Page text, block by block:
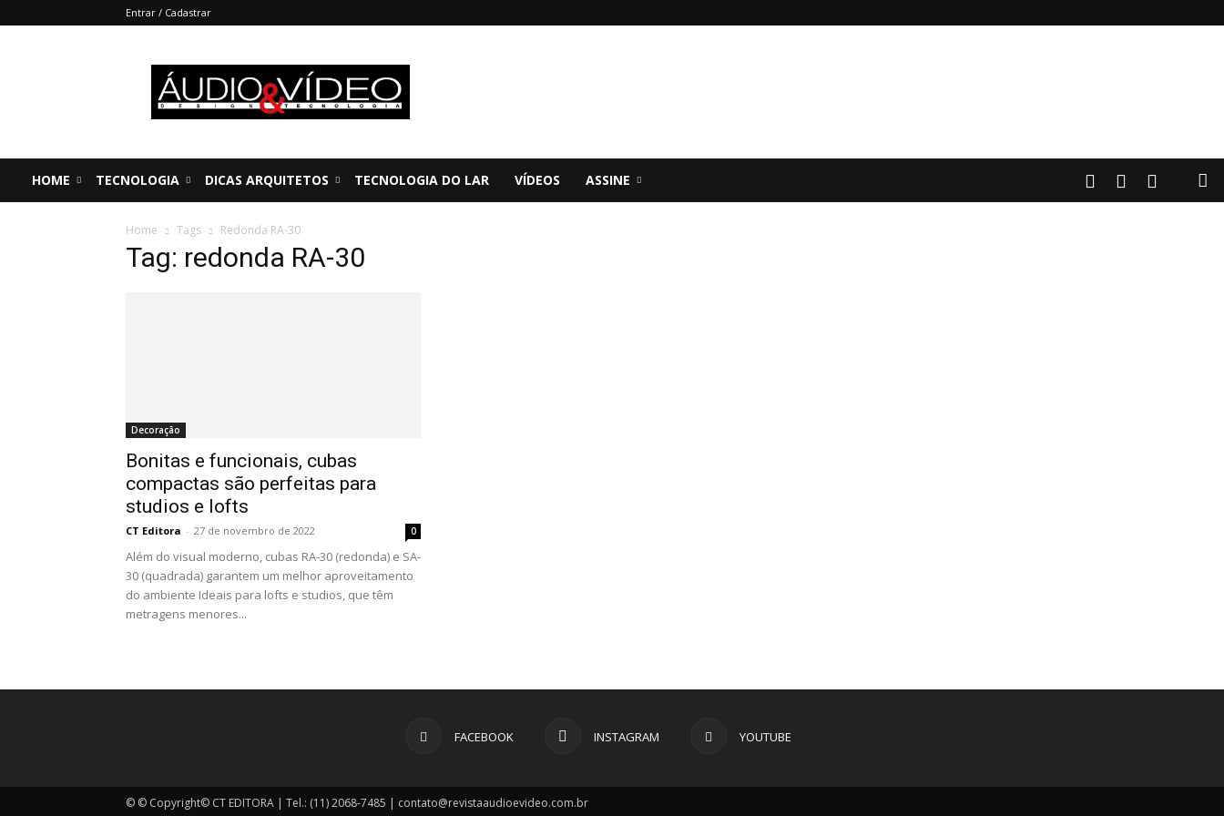
Entrar / Cadastrar
&
Vídeo
HOME TECNOLOGIA DICAS ARQUITETOS TECNOLOGIA DO LAR VÍDEOS ASSINE
Home Tags Redonda RA-30
Tag: redonda RA-30
Decoração
Bonitas e funcionais, cubas
compactas são perfeitas para
studios e lofts
CT Editora - 27 de novembro de 2022 0
Além do visual moderno, cubas RA-30 (redonda) e SA-
30 (quadrada) garantem um melhor aproveitamento
do ambiente Ideais para lofts e studios, que têm
metragens menores...
FACEBOOK INSTAGRAM YOUTUBE
© © Copyright© CT EDITORA | Tel.: (11) 2068-7485 | contato@revistaaudioevideo.com.br